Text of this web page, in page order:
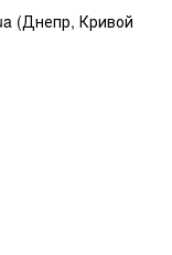
(Днепр, Кривой